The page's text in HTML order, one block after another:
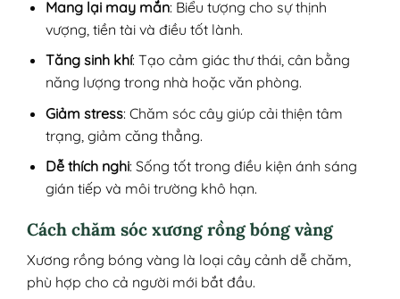
Mang lại may mắn: Biểu tượng cho sự thịnh
vượng, tiền tài và điều tốt lành.
Tăng sinh khí: Tạo cảm giác thư thái, cân bằng
năng lượng trong nhà hoặc văn phòng.
Giảm stress: Chăm sóc cây giúp cải thiện tâm
trạng, giảm căng thẳng.
Dễ thích nghi: Sống tốt trong điều kiện ánh sáng
gián tiếp và môi trường khô hạn.
Cách chăm sóc xương rồng bóng vàng
Xương rồng bóng vàng là loại cây cảnh dễ chăm,
phù hợp cho cả người mới bắt đầu.